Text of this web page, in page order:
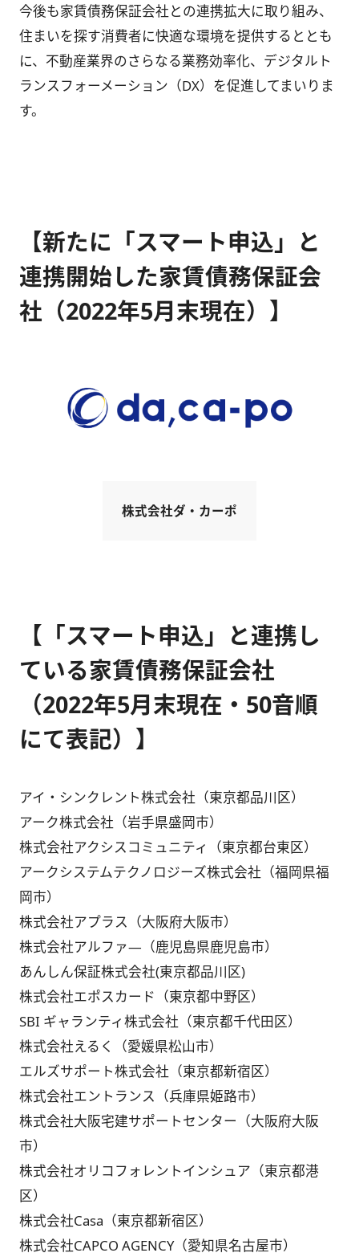
今後も家賃債務保証会社との連携拡大に取り組み、
住まいを探す消費者に快適な環境を提供するととも
に、不動産業界のさらなる業務効率化、デジタルト
ランスフォーメーション（DX）を促進してまいりま
す。
【新たに「スマート申込」と
連携開始した家賃債務保証会
社（2022年5月末現在）】
株式会社ダ・カーポ
【「スマート申込」と連携し
ている家賃債務保証会社
（2022年5月末現在・50音順
にて表記）】
アイ・シンクレント株式会社（東京都品川区）
アーク株式会社（岩手県盛岡市）
株式会社アクシスコミュニティ（東京都台東区）
アークシステムテクノロジーズ株式会社（福岡県福
岡市）
株式会社アプラス（大阪府大阪市）
株式会社アルファ―（鹿児島県鹿児島市）
あんしん保証株式会社(東京都品川区)
株式会社エポスカード（東京都中野区）
SBI ギャランティ株式会社（東京都千代田区）
株式会社えるく（愛媛県松山市）
エルズサポート株式会社（東京都新宿区）
株式会社エントランス（兵庫県姫路市）
株式会社大阪宅建サポートセンター（大阪府大阪
市）
株式会社オリコフォレントインシュア（東京都港
区）
株式会社Casa（東京都新宿区）
株式会社CAPCO AGENCY（愛知県名古屋市）